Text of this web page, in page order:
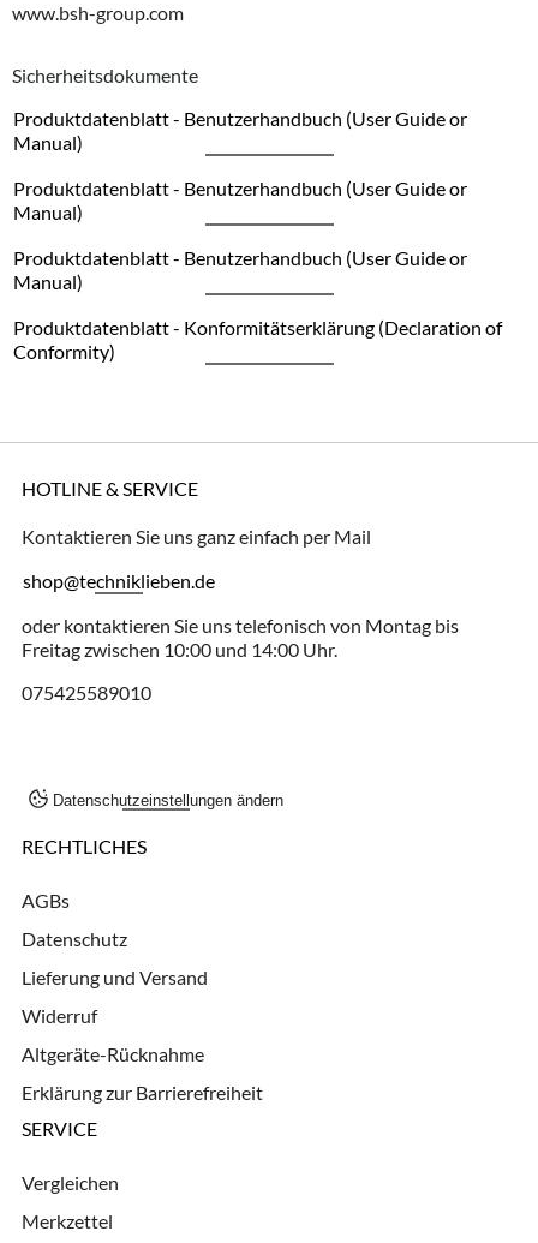
www.bsh-group.com
Sicherheitsdokumente
Produktdatenblatt - Benutzerhandbuch (User Guide or
Manual)
Produktdatenblatt - Benutzerhandbuch (User Guide or
Manual)
Produktdatenblatt - Benutzerhandbuch (User Guide or
Manual)
Produktdatenblatt - Konformitätserklärung (Declaration of
Conformity)
HOTLINE & SERVICE
Kontaktieren Sie uns ganz einfach per Mail
shop@techniklieben.de
oder kontaktieren Sie uns telefonisch von Montag bis
Freitag zwischen 10:00 und 14:00 Uhr.
075425589010
Datenschutzeinstellungen ändern
RECHTLICHES
AGBs
Datenschutz
Lieferung und Versand
Widerruf
Altgeräte-Rücknahme
Erklärung zur Barrierefreiheit
SERVICE
Vergleichen
Merkzettel